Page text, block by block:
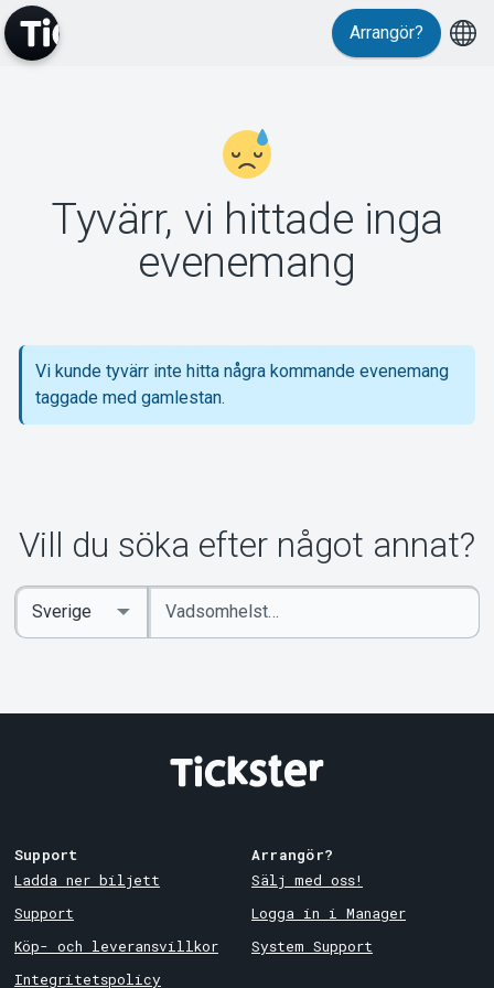
Support
Om Tickster
Arrangör?
Tyvärr, vi hittade inga
evenemang
Vi kunde tyvärr inte hitta några kommande evenemang
taggade med gamlestan.
Vill du söka efter något annat?
Ange
sökord
Select
Country
Support
Ladda ner biljett
Support
Köp- och leveransvillkor
Integritetspolicy
Arrangör?
Sälj med oss!
Logga in i Manager
System Support